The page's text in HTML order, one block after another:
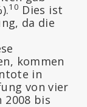
10 Dies ist
da die
kommen
in
von vier
2008 bis